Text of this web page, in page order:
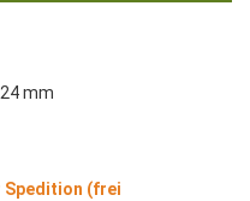
mm
Spedition (frei